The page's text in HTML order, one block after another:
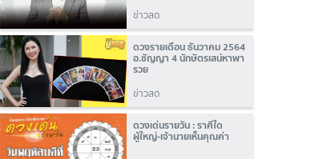
ข่าวสด
ดวงรายเดือน ธันวาคม 2564
อ.ชัญญา 4 นักษัตรเสน่หาพา
รวย
ข่าวสด
ดวงเด่นรายวัน : ราศีใด
ผู้ใหญ่-เจ้านายเห็นคุณค่า